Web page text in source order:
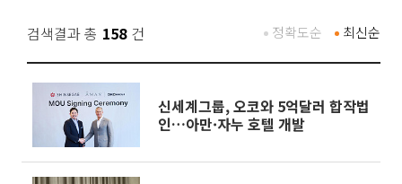
검색결과 총 158 건 최신순
정확도순
신세계그룹, 오코와 5억달러 합작법
인…아만·자누 호텔 개발